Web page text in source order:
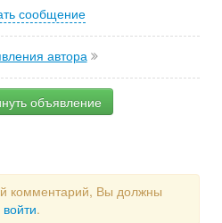
сообщение
автора
объявление
комментарий, Вы должны
войти.